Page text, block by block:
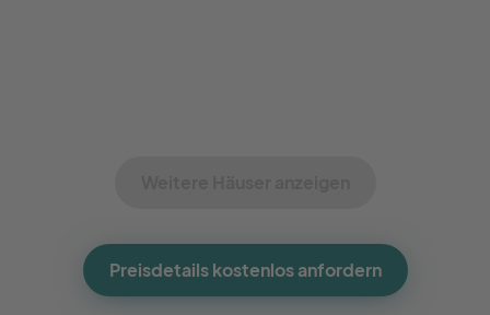
Preisdetails kostenlos anfordern